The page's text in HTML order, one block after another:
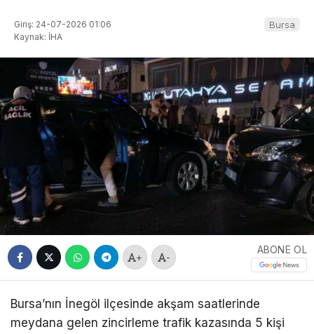
Giriş: 24-07-2026 01:06
Kaynak: İHA
Bursa
+ -
ABONE OL
Bursa’nın İnegöl ilçesinde akşam saatlerinde
meydana gelen zincirleme trafik kazasında 5 kişi